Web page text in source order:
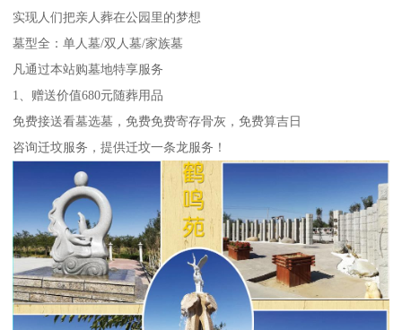
实现人们把亲人葬在公园里的梦想
墓型全：单人墓/双人墓/家族墓
凡通过本站购墓地特享服务
1、赠送价值680元随葬用品
免费接送看墓选墓，免费免费寄存骨灰，免费算吉日
咨询迁坟服务，提供迁坟一条龙服务！